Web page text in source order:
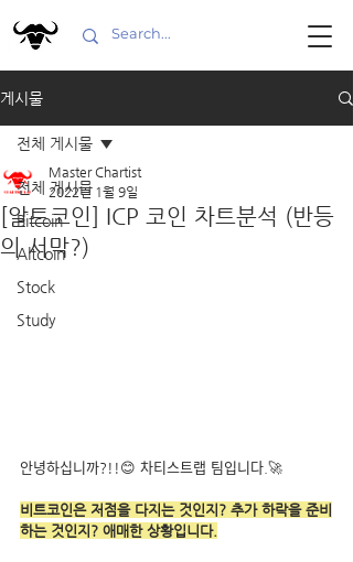
게시물
전체 게시물
Bitcoin
Altcoin
Stock
Study
전체 게시물
[알트코인] ICP 코인 차트분석 (반등
의 서막?)
Master Chartist
2022년 1월 9일
안녕하십니까?!!😊 차티스트랩 팀입니다.🚀
비트코인은 저점을 다지는 것인지? 추가 하락을 준비
하는 것인지? 애매한 상황입니다.